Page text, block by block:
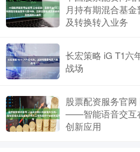
月持有期混合基
及转换转入业务
长宏策略 iG T1六
战场
股票配资服务官
——智能语音交互
创新应用